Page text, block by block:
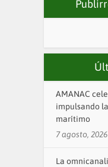
AMANAC
impulsando
marítimo
7 agosto, 2026
La